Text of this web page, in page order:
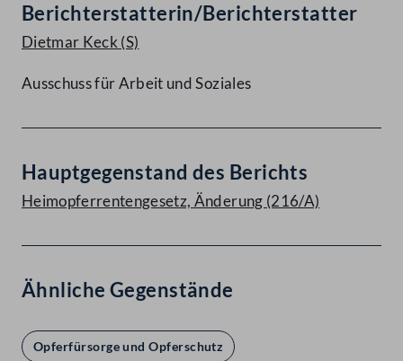
Berichterstatterin/Berichterstatter
Dietmar Keck (S)
Ausschuss für Arbeit und Soziales
Hauptgegenstand des Berichts
Heimopferrentengesetz, Änderung (216/A)
Ähnliche Gegenstände
Opferfürsorge und Opferschutz